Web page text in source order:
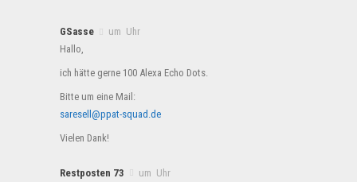
GSasse
um Uhr
Hallo,
ich hätte gerne 100 Alexa Echo Dots.
Bitte um eine Mail:
saresell@ppat-squad.de
Vielen Dank!
Restposten 73
um Uhr